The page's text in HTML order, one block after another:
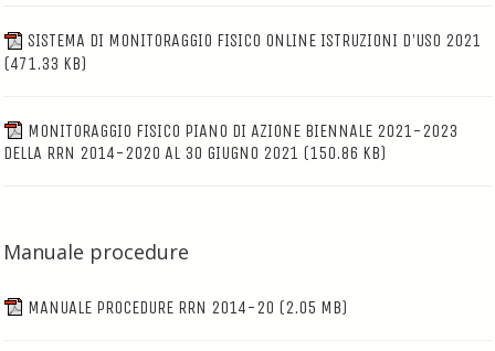
SISTEMA DI MONITORAGGIO FISICO ONLINE ISTRUZIONI D'USO 2021
(471.33 KB)
MONITORAGGIO FISICO PIANO DI AZIONE BIENNALE 2021-2023
DELLA RRN 2014-2020 AL 30 GIUGNO 2021 (150.86 KB)
Manuale procedure
MANUALE PROCEDURE RRN 2014-20 (2.05 MB)